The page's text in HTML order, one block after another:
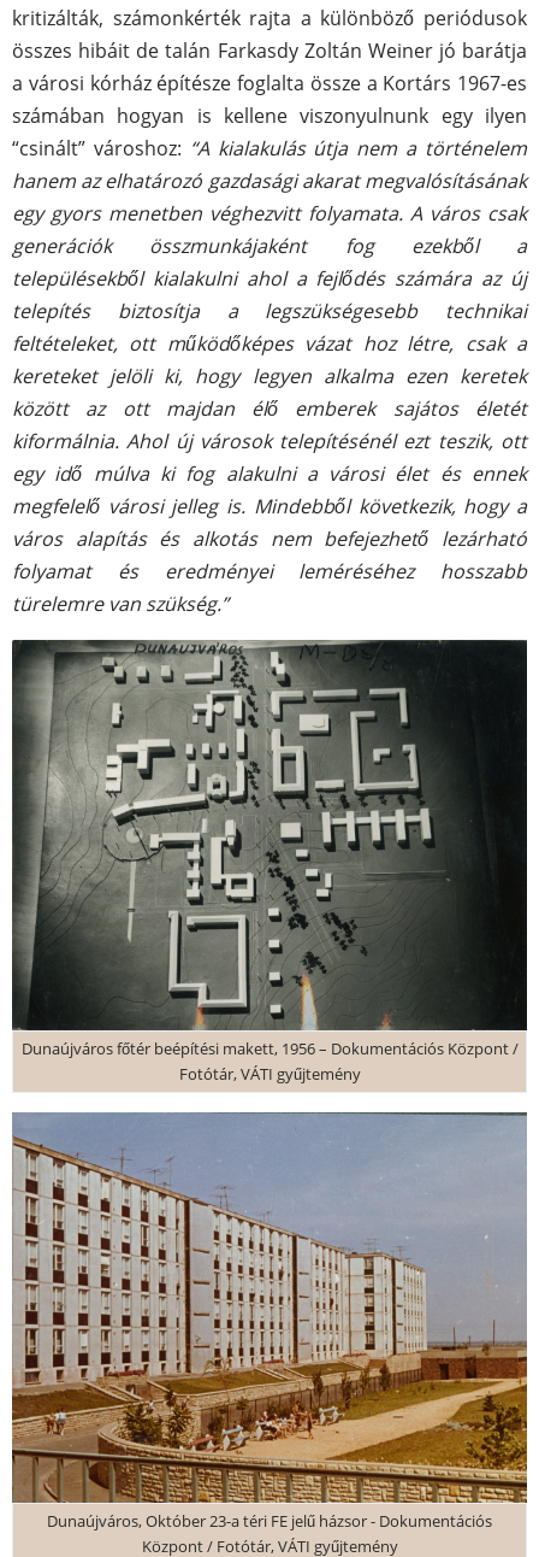
kritizálták, számonkérték rajta a különböző periódusok
összes hibáit de talán Farkasdy Zoltán Weiner jó barátja
a városi kórház építésze foglalta össze a Kortárs 1967-es
számában hogyan is kellene viszonyulnunk egy ilyen
“csinált” városhoz: “A kialakulás útja nem a történelem
hanem az elhatározó gazdasági akarat megvalósításának
egy gyors menetben véghezvitt folyamata. A város csak
generációk összmunkájaként fog ezekből a
településekből kialakulni ahol a fejlődés számára az új
telepítés biztosítja a legszükségesebb technikai
feltételeket, ott működőképes vázat hoz létre, csak a
kereteket jelöli ki, hogy legyen alkalma ezen keretek
között az ott majdan élő emberek sajátos életét
kiformálnia. Ahol új városok telepítésénél ezt teszik, ott
egy idő múlva ki fog alakulni a városi élet és ennek
megfelelő városi jelleg is. Mindebből következik, hogy a
város alapítás és alkotás nem befejezhető lezárható
folyamat és eredményei leméréséhez hosszabb
türelemre van szükség.”
Dunaújváros főtér beépítési makett, 1956 – Dokumentációs Központ /
Fotótár, VÁTI gyűjtemény
Dunaújváros, Október 23-a téri FE jelű házsor - Dokumentációs
Központ / Fotótár, VÁTI gyűjtemény